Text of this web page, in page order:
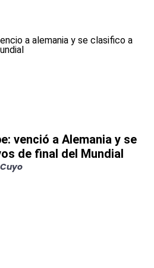
venció a Alemania y se
de final del Mundial